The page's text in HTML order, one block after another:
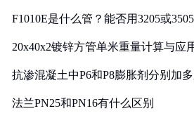
F1010E是什么管？能否用3205或
20x40x2镀锌方管单米重量计算与应
抗渗混凝土中P6和P8膨胀剂分别加
法兰PN25和PN16有什么区别